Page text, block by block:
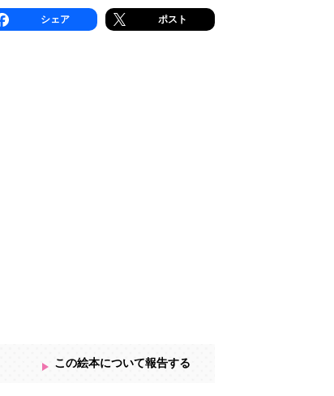
シェア ポスト
この絵本について報告する